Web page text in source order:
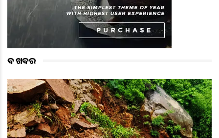
ବଡ ଖବର